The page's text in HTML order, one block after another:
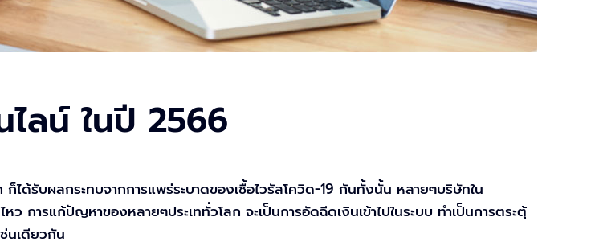
ไลน์ ในปี 2566
ก็ได้รับผลกระทบจากการแพร่ระบาดของเชื้อไวรัสโควิด-19 กันทั้งนั้น หลายๆบริษัทใน
การแก้ปัญหาของหลายๆประเททั่วโลก จะเป็นการอัดฉีดเงินเข้าไปในระบบ ทำเป็นการตระตุ้
นเดียวกัน